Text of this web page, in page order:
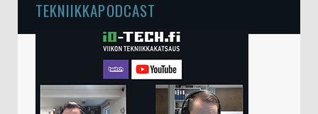
TEKNIIKKAPODCAST